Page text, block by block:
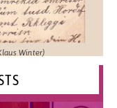
Winter)